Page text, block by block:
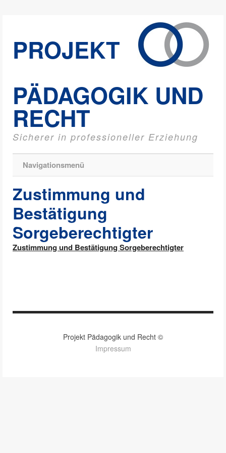
PROJEKT
PÄDAGOGIK UND
RECHT
Sicherer in professioneller Erziehung
Navigationsmenü
Zustimmung und
Bestätigung
Sorgeberechtigter
Zustimmung und Bestätigung Sorgeberechtigter
Projekt Pädagogik und Recht ©
Impressum